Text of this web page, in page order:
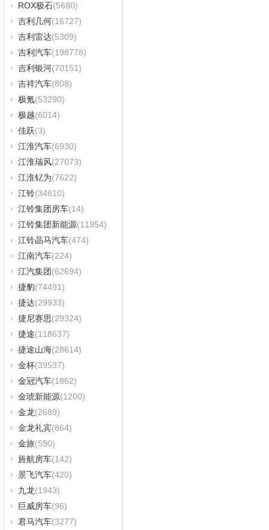
ROX极石(5680)
吉利几何(16727)
吉利雷达(5309)
吉利汽车(198778)
吉利银河(70151)
吉祥汽车(808)
极氪(53290)
极越(6014)
佳跃(3)
江淮汽车(6930)
江淮瑞风(27073)
江淮钇为(7622)
江铃(34610)
江铃集团房车(14)
江铃集团新能源(11954)
江铃晶马汽车(474)
江南汽车(224)
江汽集团(62694)
捷豹(74491)
捷达(29933)
捷尼赛思(29324)
捷途(118637)
捷途山海(28614)
金杯(39537)
金冠汽车(1862)
金琥新能源(1200)
金龙(2689)
金龙礼宾(864)
金旅(590)
旌航房车(142)
景飞汽车(420)
九龙(1943)
巨威房车(96)
君马汽车(3277)